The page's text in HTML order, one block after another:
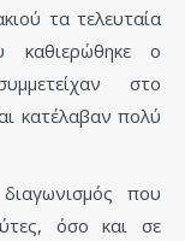
τα τελευταία
ο
στο
κατέλαβαν πολύ
που
όσο και σε